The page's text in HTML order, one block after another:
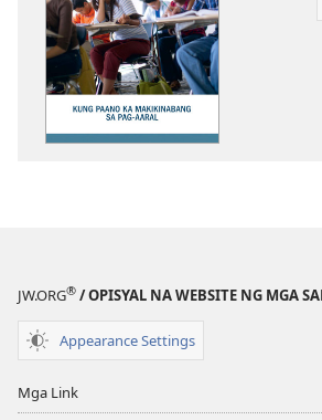
JW.ORG® / OPISYAL NA WEBSITE NG MGA
Appearance Settings
Mga Link